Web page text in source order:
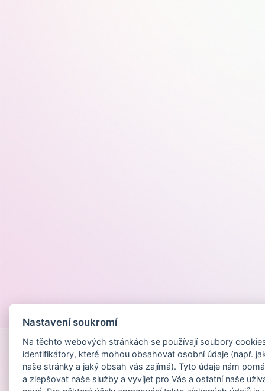
Nastavení soukromí
Na těchto webových stránkách se používají soubory
identifikátory, které mohou obsahovat osobní údaje (např.
naše stránky a jaký obsah vás zajímá). Tyto údaje nám
a zlepšovat naše služby a vyvíjet pro Vás a ostatní naše